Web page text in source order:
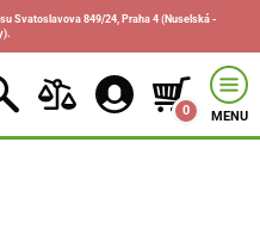
Svatoslavova 849/24, Praha 4 (Nuselská -
0 MENU